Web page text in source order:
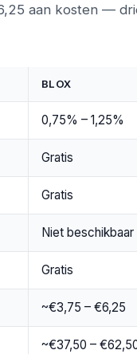
aan kosten —
BLOX
0,75% – 1,25%
Gratis
Gratis
Niet beschikbaar
Gratis
~€3,75 – €6,25
~€37,50 –